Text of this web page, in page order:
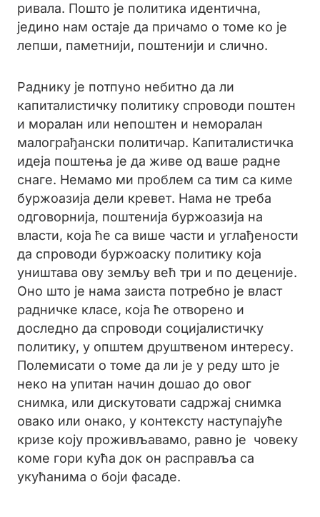
ривала. Пошто је политика идентична,
једино нам остаје да причамо о томе ко је
лепши, паметнији, поштенији и слично.
Раднику је потпуно небитно да ли
капиталистичку политику спроводи поштен
и моралан или непоштен и неморалан
малограђански политичар. Капиталистичка
идеја поштења је да живе од ваше радне
снаге. Немамо ми проблем са тим са киме
буржоазија дели кревет. Нама не треба
одговорнија, поштенија буржоазија на
власти, која ће са више части и углађености
да спроводи буржоаску политику која
уништава ову земљу већ три и по деценије.
Оно што је нама заиста потребно је власт
радничке класе, која ће отворено и
доследно да спроводи социјалистичку
политику, у општем друштвеном интересу.
Полемисати о томе да ли је у реду што је
неко на упитан начин дошао до овог
снимка, или дискутовати садржај снимка
овако или онако, у контексту наступајуће
кризе коју проживљавамо, равно је човеку
коме гори кућа док он расправља са
укућанима о боји фасаде.